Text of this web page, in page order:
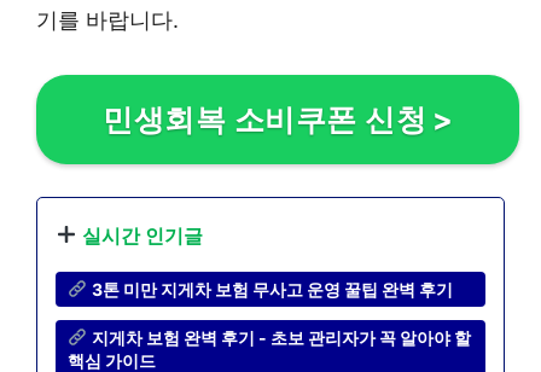
기를 바랍니다.
민생회복 소비쿠폰 신청 >
실시간 인기글
3톤 미만 지게차 보험 무사고 운영 꿀팁 완벽 후기
지게차 보험 완벽 후기 - 초보 관리자가 꼭 알아야 할
핵심 가이드